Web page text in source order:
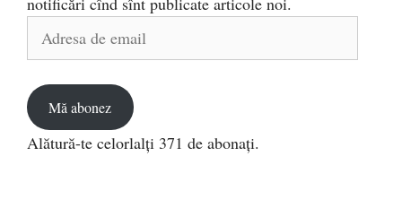
Adresa
Mă abonez
Alătură-te celorlalți 371 de abonați.